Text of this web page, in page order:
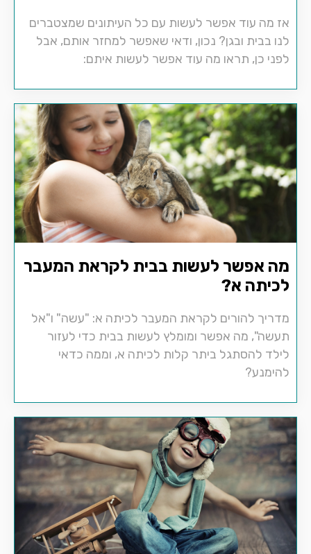
אז מה עוד אפשר לעשות עם כל העיתונים שמצטברים
לנו בבית ובגן? נכון, ודאי שאפשר למחזר אותם, אבל
לפני כן, תראו מה עוד אפשר לעשות איתם:
מה אפשר לעשות בבית לקראת המעבר
לכיתה א?
מדריך להורים לקראת המעבר לכיתה א: "עשה" ו"אל
תעשה", מה אפשר ומומלץ לעשות בבית כדי לעזור
לילד להסתגל ביתר קלות לכיתה א, וממה כדאי
להימנע?